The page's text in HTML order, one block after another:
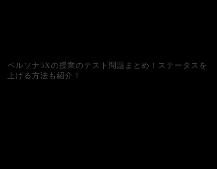
ペルソナ5Xの授業のテスト問題まとめ！ステータスを
上げる方法も紹介！